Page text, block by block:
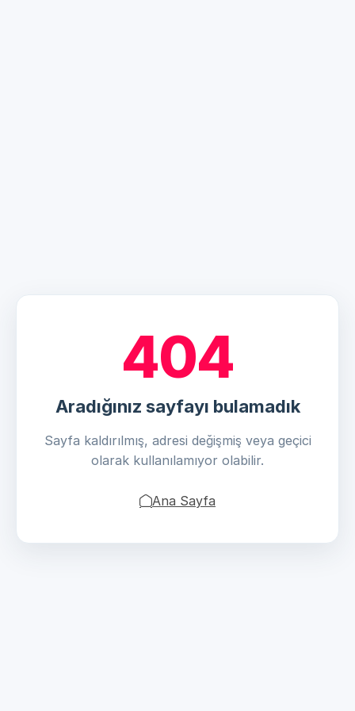
404
Aradığınız sayfayı bulamadık
Sayfa kaldırılmış, adresi değişmiş veya geçici
olarak kullanılamıyor olabilir.
Ana Sayfa